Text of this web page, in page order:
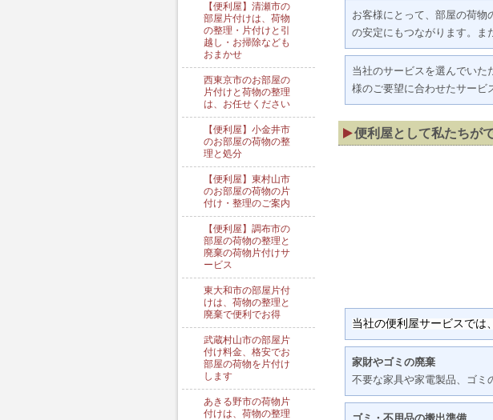
【便利屋】清瀬市の
部屋片付けは、荷物
の整理・片付けと引
越し・お掃除なども
おまかせ
西東京市のお部屋の
片付けと荷物の整理
は、お任せください
【便利屋】小金井市
のお部屋の荷物の整
理と処分
【便利屋】東村山市
のお部屋の荷物の片
付け・整理のご案内
【便利屋】調布市の
部屋の荷物の整理と
廃棄の荷物片付けサ
ービス
東大和市の部屋片付
けは、荷物の整理と
廃棄で便利でお得
武蔵村山市の部屋片
付け料金、格安でお
部屋の荷物を片付け
します
あきる野市の荷物片
付けは、荷物の整理
お客様にとって、部屋の荷
の安定にもつながります。ま
当社のサービスを選んでい
様のご要望に合わせたサービ
便利屋として私たちが
当社の便利屋サービスでは
家財やゴミの廃棄
不要な家具や家電製品、ゴミ